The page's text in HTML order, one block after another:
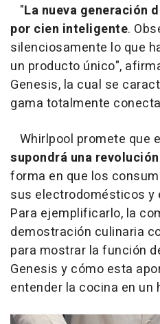
"La nueva generación
por cien inteligente.
silenciosamente lo que
un producto único",
Genesis, la cual se
gama totalmente
Whirlpool promete que
supondrá una
forma en que los
sus electrodomésticos y
Para ejemplificarlo, la
demostración culinaria
para mostrar la función
Genesis y cómo esta
entender la cocina en un